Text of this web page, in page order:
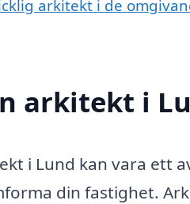
arkitekt i de
arkitekt i
i Lund kan vara ett
din fastighet.